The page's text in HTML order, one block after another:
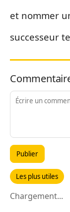
et nommer
successeur
Publier
Les plus utiles
Chargement...